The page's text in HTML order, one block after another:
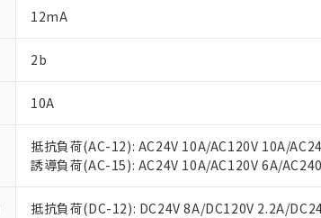
12mA
2b
10A
抵抗負荷(AC-12): AC24V 10A/AC120V 10A/
誘導負荷(AC-15): AC24V 10A/AC120V 6A/
抵抗負荷(DC-12): DC24V 8A/DC120V 2.2A/
い。
正式な納期状況および標準価格はお客
当社販売員にご相談ください。
オムロン制御機器販売店や当社販売拠
在庫状況および標準価格結果を当社の
但し、RoHS指令で産業用監視および制御機器に対する適用
※2 対応予定月
部品在庫の切り替え状況などにより、予定月
「○」：最大均質材料含有率が中国RoHSの
「×」：最大均質材料含有率が中国RoHSの
*中国RoHS10物質の基準値 (GB/T26572)：
Pb(鉛) :1000ppm、 Hg(水銀) : 1000ppm、 Cd(カドミウム)
Cr(Ⅵ)(六価クロム) : 1000ppm、 PBBs(ポリ臭化ビフェニ
DBP(フタル酸ジブチル) : 1000ppm、 DIBP(フタル酸ジイ
DEHP(フタル酸ビス(2-エチルヘキシル)) : 1000ppm
※2 環境保護使用期限
当社は、これら貴社製品のうち、外国
当社は貴社製品を、核兵器、ミサイル
置等に一切使用いたしません。
当社は、貴社製品を第三者に販売する
また当社は、販売先および販売に係わ
たしません。
号
○ 一定数以上の在庫あり
△ 一定数には満たないが在庫あり
－
在庫なし(最新の在庫状況について